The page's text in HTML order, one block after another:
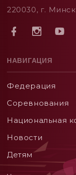
220030, г.
НАВИГАЦИЯ
Федерация
Соревнования
Национальная
Новости
Детям